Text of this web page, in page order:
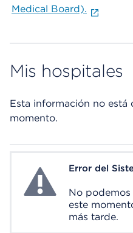
Medical Board).
Mis hospitales
Esta información no está
momento.
System ErrorError del
No
este
más tarde.